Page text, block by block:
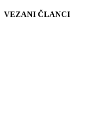
VEZANI ČLANCI